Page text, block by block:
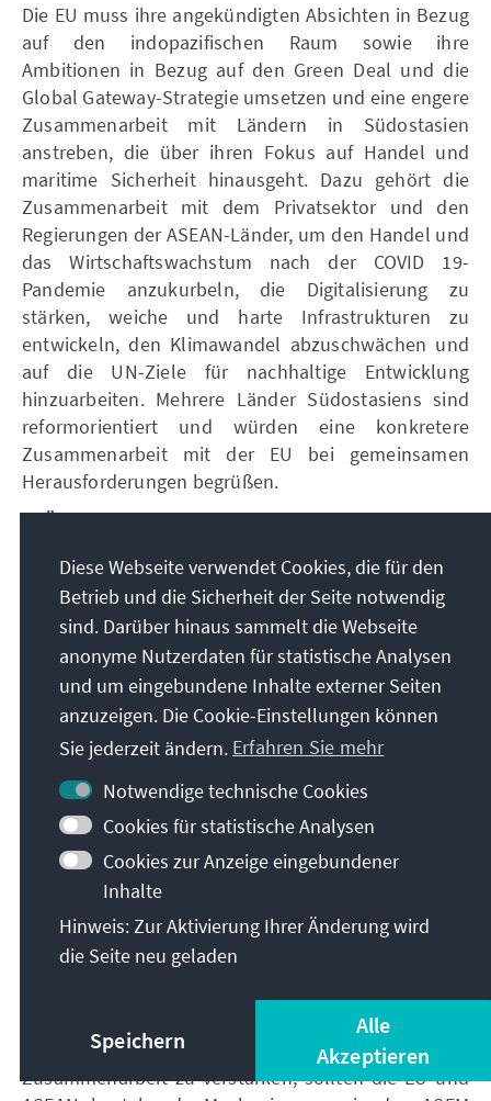
Die EU muss ihre angekündigten Absichten in Bezug
auf den indopazifischen Raum sowie ihre
Ambitionen in Bezug auf den Green Deal und die
Global Gateway-Strategie umsetzen und eine engere
Zusammenarbeit mit Ländern in Südostasien
anstreben, die über ihren Fokus auf Handel und
maritime Sicherheit hinausgeht. Dazu gehört die
Zusammenarbeit mit dem Privatsektor und den
Regierungen der ASEAN-Länder, um den Handel und
das Wirtschaftswachstum nach der COVID 19-
Pandemie anzukurbeln, die Digitalisierung zu
stärken, weiche und harte Infrastrukturen zu
entwickeln, den Klimawandel abzuschwächen und
auf die UN-Ziele für nachhaltige Entwicklung
hinzuarbeiten. Mehrere Länder Südostasiens sind
reformorientiert und würden eine konkretere
Zusammenarbeit mit der EU bei gemeinsamen
Herausforderungen begrüßen.
4. Über die Entwicklungshilfe hinausgehen
Langfristig sollte Europa über eine Geber-
Empfänger-Beziehung zu den südostasiatischen
Ländern hinausgehen und für einheitliche
Wettbewerbsbedingungen sorgen. Zu diesem Zweck
sollte der Schwerpunkt auf engeren Handels- und
Investitionsbeziehungen liegen, wobei man sich zu
klaren Grundsätzen in Bezug auf
Rechtsstaatlichkeit, gute Regierungsführung,
Menschenrechte, Nachhaltigkeit, Offenheit und
Gegenseitigkeit verpflichten sollte. Beide Seiten
sollten die Errichtung eines Freihandelsabkommens
zwischen den Regionen anstreben, europäische
ausländische Direktinvestitionen und den
entsprechenden Rahmen dafür fördern und die
Entwicklungshilfe auslaufen lassen.
Um ihre diplomatische und technische
Zusammenarbeit zu verstärken, sollten die EU und
Diese Webseite verwendet Cookies, die für den
Betrieb und die Sicherheit der Seite notwendig
sind. Darüber hinaus sammelt die Webseite
anonyme Nutzerdaten für statistische Analysen
und um eingebundene Inhalte externer Seiten
anzuzeigen. Die Cookie-Einstellungen können
Sie jederzeit ändern. Erfahren Sie mehr
Notwendige technische Cookies
Cookies für statistische Analysen
Cookies zur Anzeige eingebundener
Inhalte
Hinweis: Zur Aktivierung Ihrer Änderung wird
die Seite neu geladen
Speichern
Alle
Akzeptieren